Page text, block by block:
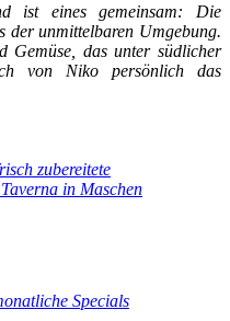
ist eines gemeinsam: Die
der unmittelbaren Umgebung.
Gemüse, das unter südlicher
von Niko persönlich das